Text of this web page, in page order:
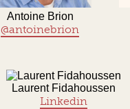
Antoine Brion
@antoinebrion
Laurent Fidahoussen
Linkedin